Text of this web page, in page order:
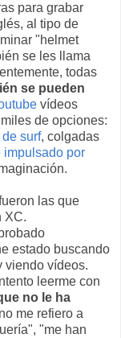
para grabar
al tipo de
"helmet
se les llama
todas
se pueden
vídeos
de opciones:
de surf, colgadas
impulsado por
las que
XC.
estado buscando
viendo vídeos.
leerme con
no le ha
me refiero a
"me han